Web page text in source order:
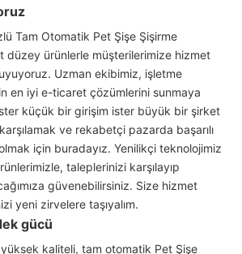
Tam Otomatik Pet Şişe Şişirme
düzey ürünlerle müşterilerimize hizmet
Uzman ekibimiz, işletme
en iyi e-ticaret çözümlerini sunmaya
küçük bir girişim ister büyük bir şirket
ve rekabetçi pazarda başarılı
olmak için buradayız. Yenilikçi teknolojimiz
taleplerinizi karşılayıp
güvenebilirsiniz. Size hizmet
yeni zirvelere taşıyalım.
gücü
kaliteli, tam otomatik Pet Şişe